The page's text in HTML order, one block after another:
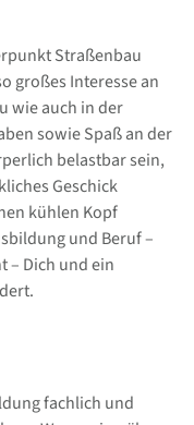
Straßenbau
großes Interesse an
wie auch in der
sowie Spaß an der
belastbar sein,
Geschick
kühlen Kopf
und Beruf –
– Dich und ein
fachlich und